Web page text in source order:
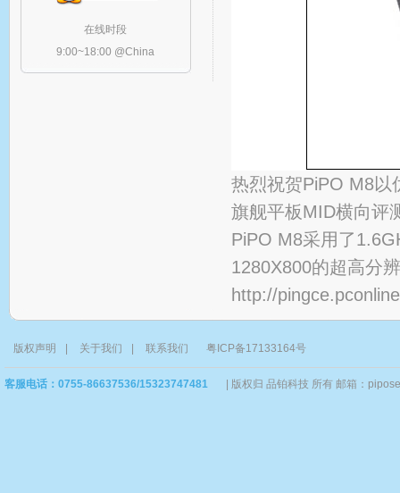
在线时段
9:00~18:00 @China
热烈祝贺PiPO M8以
旗舰平板MID横向评
PiPO M8采用了
1280X800的超高分
http://
版权声明 关于我们 联系我们 粤ICP备17133164号
客服电话：0755-86637536/15323747481 版权归 品铂科技 所有 邮箱：